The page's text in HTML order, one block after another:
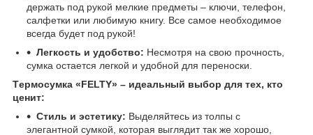
держать под рукой мелкие предметы – ключи, телефон,
салфетки или любимую книгу. Все самое необходимое
всегда будет под рукой!
Легкость и удобство: Несмотря на свою прочность,
сумка остается легкой и удобной для переноски.
Tермосумка «FELTY» – идеальный выбор для тех, кто
ценит:
Стиль и эстетику: Выделяйтесь из толпы с
элегантной сумкой, которая выглядит так же хорошо,